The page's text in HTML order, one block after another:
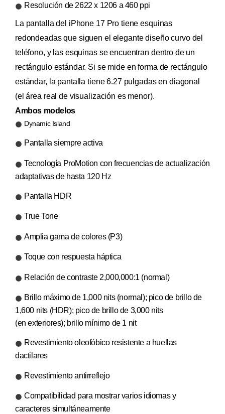
Resolución de 2622 x 1206 a 460 ppi
La pantalla del iPhone 17 Pro tiene esquinas
redondeadas que siguen el elegante diseño curvo del
teléfono, y las esquinas se encuentran dentro de un
rectángulo estándar. Si se mide en forma de rectángulo
estándar, la pantalla tiene 6.27 pulgadas en diagonal
(el área real de visualización es menor).
Ambos modelos
Dynamic Island
Pantalla siempre activa
Tecnología ProMotion con frecuencias de actualización
adaptativas de hasta 120 Hz
Pantalla HDR
True Tone
Amplia gama de colores (P3)
Toque con respuesta háptica
Relación de contraste 2,000,000:1 (normal)
Brillo máximo de 1,000 nits (normal); pico de brillo de
1,600 nits (HDR); pico de brillo de 3,000 nits
(en exteriores); brillo mínimo de 1 nit
Revestimiento oleofóbico resistente a huellas
dactilares
Revestimiento antirreflejo
Compatibilidad para mostrar varios idiomas y
caracteres simultáneamente